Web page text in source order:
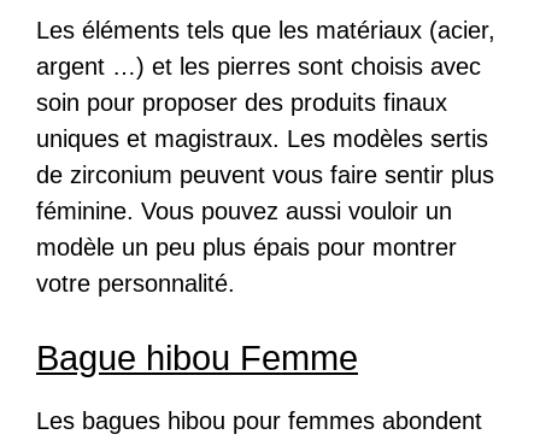
Les éléments tels que les matériaux (acier,
argent …) et les pierres sont choisis avec
soin pour proposer des produits finaux
uniques et magistraux. Les modèles sertis
de zirconium peuvent vous faire sentir plus
féminine. Vous pouvez aussi vouloir un
modèle un peu plus épais pour montrer
votre personnalité.
Bague hibou Femme
Les bagues hibou pour femmes abondent